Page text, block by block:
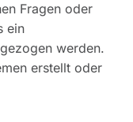
Fragen oder
ein
werden.
erstellt oder